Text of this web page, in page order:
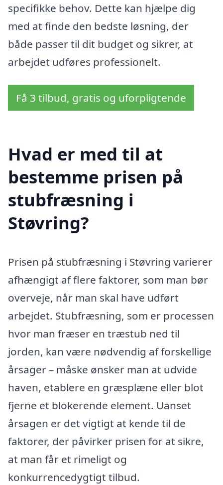
specifikke behov. Dette kan hjælpe dig
med at finde den bedste løsning, der
både passer til dit budget og sikrer, at
arbejdet udføres professionelt.
Få 3 tilbud, gratis og uforpligtende
Hvad er med til at
bestemme prisen på
stubfræsning i
Støvring?
Prisen på stubfræsning i Støvring varierer
afhængigt af flere faktorer, som man bør
overveje, når man skal have udført
arbejdet. Stubfræsning, som er processen
hvor man fræser en træstub ned til
jorden, kan være nødvendig af forskellige
årsager – måske ønsker man at udvide
haven, etablere en græsplæne eller blot
fjerne et blokerende element. Uanset
årsagen er det vigtigt at kende til de
faktorer, der påvirker prisen for at sikre,
at man får et rimeligt og
konkurrencedygtigt tilbud.